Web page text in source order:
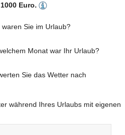
Euro.
waren Sie im Urlaub?
Monat war Ihr Urlaub?
Sie das Wetter nach
während Ihres Urlaubs mit eigenen